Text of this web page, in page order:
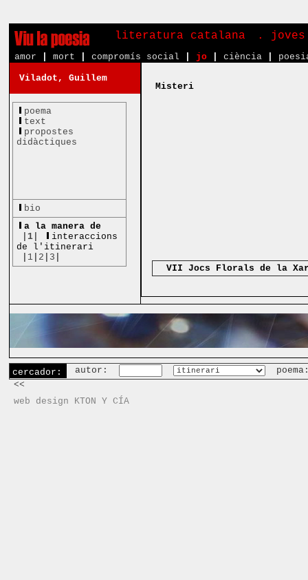
literatura catalana .
amor mort compromís social jo ciència
Viladot, Guillem
poema
text
propostes
didàctiques
bio
a la manera de
1
interaccions
de l'itinerari
1 2 3
Misteri
VII Jocs Florals de la
cercador: autor:
<<
web design KTON Y CÍA